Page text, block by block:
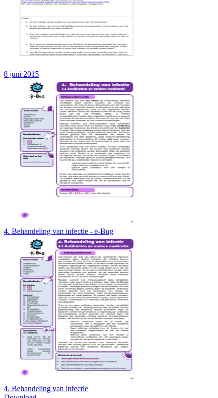
8 juni 2015
4. Behandeling van infectie - e-Bug
4. Behandeling van infectie